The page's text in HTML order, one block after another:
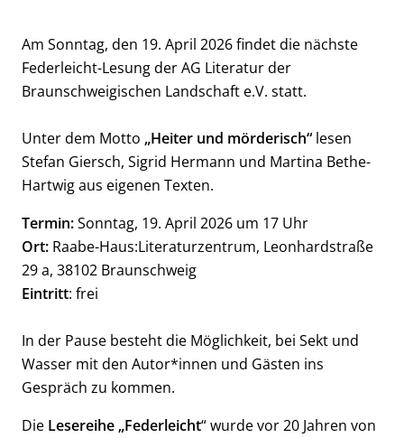
Am Sonntag, den 19. April 2026 findet die nächste
Federleicht-Lesung der AG Literatur der
Braunschweigischen Landschaft e.V. statt.
Unter dem Motto „Heiter und mörderisch“ lesen
Stefan Giersch, Sigrid Hermann und Martina Bethe-
Hartwig aus eigenen Texten.
Termin:Sonntag, 19. April 2026 um 17 Uhr
Ort: Raabe-Haus:Literaturzentrum, Leonhardstraße
29 a, 38102 Braunschweig
Eintritt: frei
In der Pause besteht die Möglichkeit, bei Sekt und
Wasser mit den Autor*innen und Gästen ins
Gespräch zu kommen.
Die Lesereihe „Federleicht“ wurde vor 20 Jahren von